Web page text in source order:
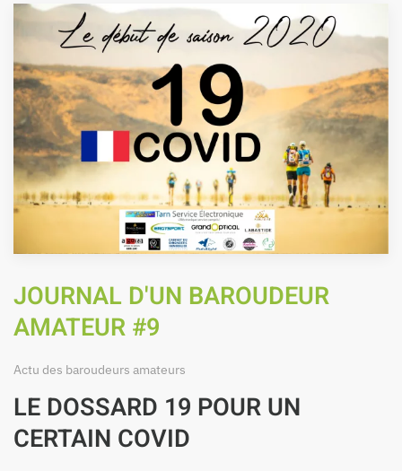
JOURNAL D'UN BAROUDEUR
AMATEUR #9
Actu des baroudeurs amateurs
LE DOSSARD 19 POUR UN
CERTAIN COVID